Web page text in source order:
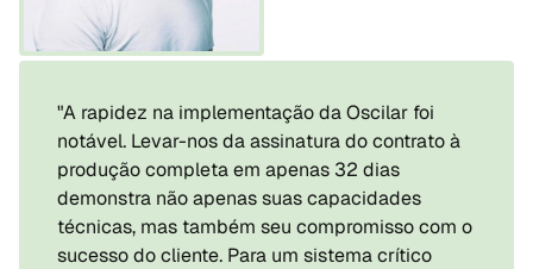
"A rapidez na implementação da Oscilar foi
notável. Levar-nos da assinatura do contrato à
produção completa em apenas 32 dias
demonstra não apenas suas capacidades
técnicas, mas também seu compromisso com o
sucesso do cliente. Para um sistema crítico